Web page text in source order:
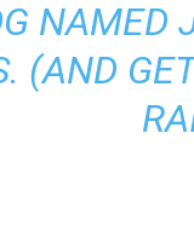
NAMED
(AND